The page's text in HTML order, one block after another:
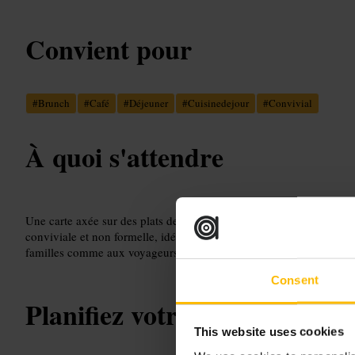
Consent
This website uses cookies
Convient pour
#Brunch #Café #Déjeuner #Cuisinedejour #Convivial
À quoi s'attendre
Une carte axée sur des plats de jour et des assiettes partagées.
conviviale et non formelle, idéale pour un déjeuner rapide ou un
familles comme aux voyageurs d'affaires qui cherchent un lieu
Planifiez votre visite